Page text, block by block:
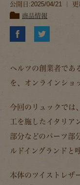
公開日:2025/04/21 ｜
商品情報
ヘルツの創業者であ
を、オンラインショ
今回のリュックでは
工を施したイタリア
部分などのパーツ部
ルドイングランドと
本体のツイストレザ